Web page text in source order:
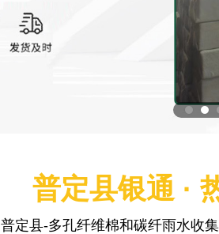
普定县银通 ·
普定县-多孔纤维棉和碳纤雨水收